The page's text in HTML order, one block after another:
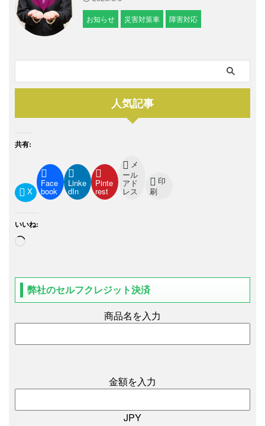
お知らせ 災害対策車 障害対応
人気記事
共有:
X
Face
book
Linke
dIn
Pinte
rest
メ
ール
アド
レス
印
刷
いいね:
弊社のセルフクレジット決済
商品名を入力
金額を入力
JPY